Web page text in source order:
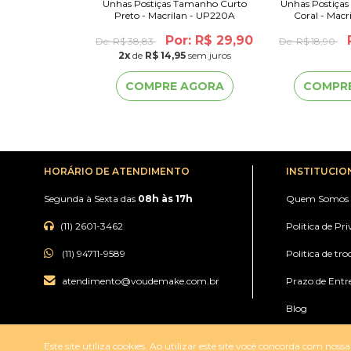
Unhas Postiças Tamanho Curto
Preto - Macrilan - UP220A
De:R$ 38,83 Por: R$ 29,90
2xde R$ 14,95sem juros
COMPRE AGORA
Unhas
Coral -
De:R$ 18,90
HORÁRIO DE ATENDIMENTO
Segunda à Sexta das 08h às 17h
(11) 2601-3462
(11) 94711-9589
atendimento@voudemake.com.br
Quem Somos
Politica de
Politica de
Prazo de
Blog
Todos os direitos reservados a Mega Lucky Comércio e Importação de Artigos de
Este site utiliza cookies. Ao utilizar este site você concorda com nossa